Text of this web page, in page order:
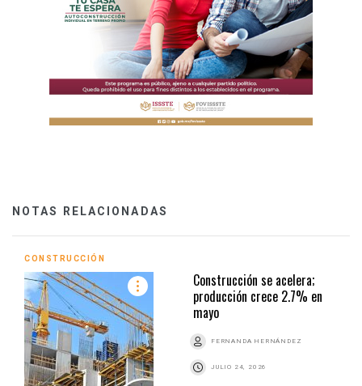
NOTAS RELACIONADAS
CONSTRUCCIÓN
Construcción se acelera;
producción crece 2.7% en
mayo
FERNANDA HERNÁNDEZ
JULIO 24, 2026